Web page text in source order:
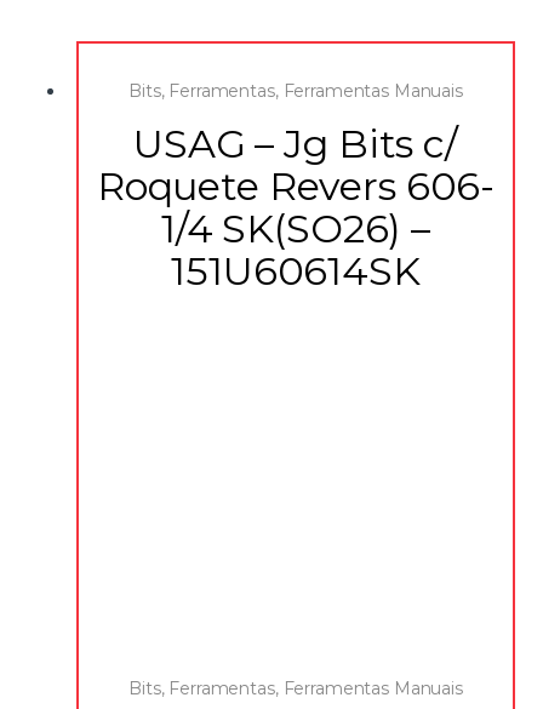
Bits, Ferramentas, Ferramentas Manuais
USAG – Jg Bits c/
Roquete Revers 606-
1/4 SK(SO26) –
151U60614SK
Bits, Ferramentas, Ferramentas Manuais